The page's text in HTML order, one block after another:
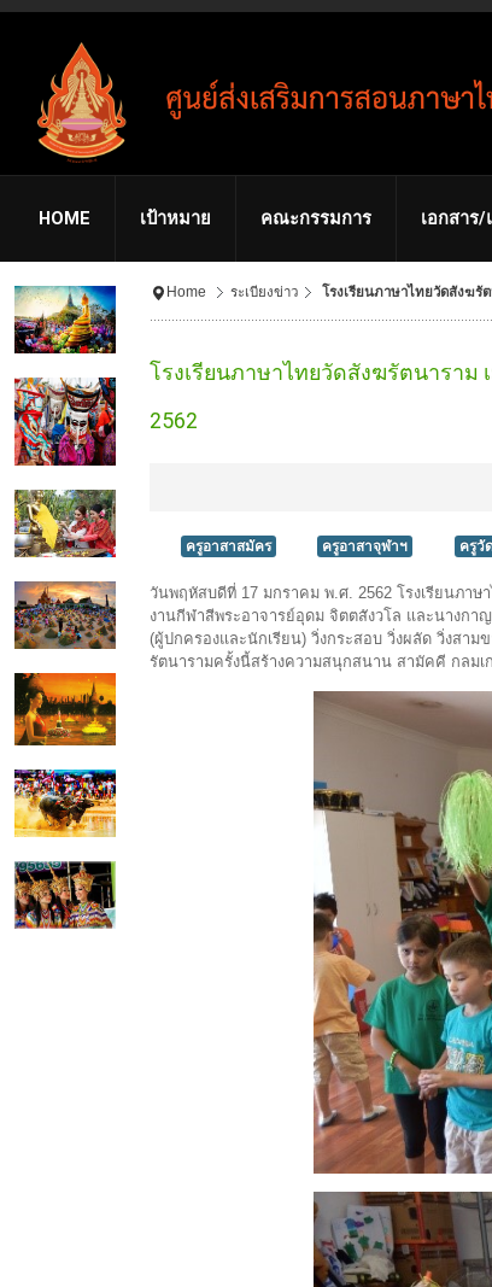
HOME เป้าหมาย คณะกรรมการ เอกสาร
Home ระเบียงข่าว โรงเรียนภาษาไทยวัดสังฆรั
โรงเรียนภาษาไทยวัดสังฆรัตนาราม
2562
ครูอาสาสมัคร ครูอาสาจุฬาฯ ครูวั
วันพฤหัสบดีที่ 17 มกราคม พ.ศ. 2562 โรงเรียนภา
งานกีฬาสีพระอาจารย์อุดม จิตตสังวโล และนางก
(ผู้ปกครองและนักเรียน) วิ่งกระสอบ วิ่งผลัด วิ่งสา
รัตนารามครั้งนี้สร้างความสนุกสนาน สามัคคี กลมเ